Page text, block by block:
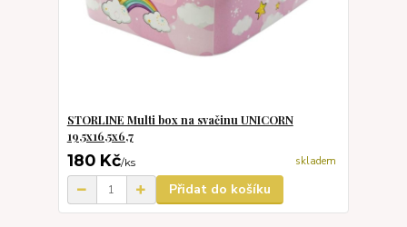
STORLINE Multi box na svačinu UNICORN
19,5x16,5x6,7
180 Kč/ks skladem
Přidat do košíku